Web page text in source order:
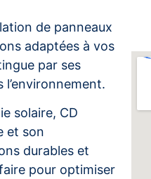
de panneaux
adaptées à vos
par ses
solaire, CD
et son
durables et
pour optimiser